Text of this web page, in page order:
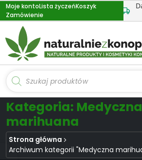
Przejdź
do
treści
Moje kontoLista życzeńKoszyk
Zamówienie
Wyszukiwarka
produktów
Kategoria: Medyczna
marihuana
Strona główna
Archiwum kategorii "Medyczna